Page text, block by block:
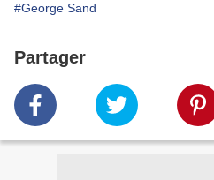
#George Sand
Partager